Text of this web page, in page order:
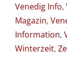
Venedig Info,
Magazin,
Information,
Winterzeit,